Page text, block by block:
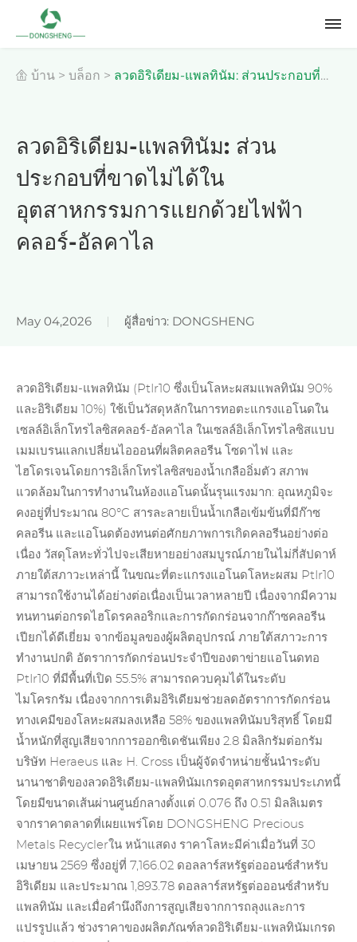
บ้าน > บล็อก > ลวดอิริเดียม-แพลทินัม: ส่วนประกอบที่
ลวดอิริเดียม-แพลทินัม: ส่วน
ประกอบที่ขาดไม่ได้ใน
อุตสาหกรรมการแยกด้วยไฟฟ้า
คลอร์-อัลคาไล
May 04,2026 ผู้สื่อข่าว: DONGSHENG
ลวดอิริเดียม-แพลทินัม (PtIr10 ซึ่งเป็นโลหะผสมแพลทินัม 90%
และอิริเดียม 10%) ใช้เป็นวัสดุหลักในการทอตะแกรงแอโนดใน
เซลล์อิเล็กโทรไลซิสคลอร์-อัลคาไล ในเซลล์อิเล็กโทรไลซิสแบบ
เมมเบรนแลกเปลี่ยนไอออนที่ผลิตคลอรีน โซดาไฟ และ
ไฮโดรเจนโดยการอิเล็กโทรไลซิสของน้ำเกลืออิ่มตัว สภาพ
แวดล้อมในการทำงานในห้องแอโนดนั้นรุนแรงมาก: อุณหภูมิจะ
คงอยู่ที่ประมาณ 80°C สารละลายเป็นน้ำเกลือเข้มข้นที่มีก๊าซ
คลอรีน และแอโนดต้องทนต่อศักยภาพการเกิดคลอรีนอย่างต่อ
เนื่อง วัสดุโลหะทั่วไปจะเสียหายอย่างสมบูรณ์ภายในไม่กี่สัปดาห์
ภายใต้สภาวะเหล่านี้ ในขณะที่ตะแกรงแอโนดโลหะผสม PtIr10
สามารถใช้งานได้อย่างต่อเนื่องเป็นเวลาหลายปี เนื่องจากมีความ
ทนทานต่อกรดไฮโดรคลอริกและการกัดกร่อนจากก๊าซคลอรีน
เปียกได้ดีเยี่ยม จากข้อมูลของผู้ผลิตอุปกรณ์ ภายใต้สภาวะการ
ทำงานปกติ อัตราการกัดกร่อนประจำปีของตาข่ายแอโนดทอ
PtIr10 ที่มีพื้นที่เปิด 55.5% สามารถควบคุมได้ในระดับ
ไมโครกรัม เนื่องจากการเติมอิริเดียมช่วยลดอัตราการกัดกร่อน
ทางเคมีของโลหะผสมลงเหลือ 58% ของแพลทินัมบริสุทธิ์ โดยมี
น้ำหนักที่สูญเสียจากการออกซิเดชันเพียง 2.8 มิลลิกรัมต่อกรัม
บริษัท Heraeus และ H. Cross เป็นผู้จัดจำหน่ายชั้นนำระดับ
นานาชาติของลวดอิริเดียม-แพลทินัมเกรดอุตสาหกรรมประเภทนี้
โดยมีขนาดเส้นผ่านศูนย์กลางตั้งแต่ 0.076 ถึง 0.51 มิลลิเมตร
จากราคาตลาดที่เผยแพร่โดย DONGSHENG Precious
Metals Recyclerใน หน้าแสดง ราคาโลหะมีค่าเมื่อวันที่ 30
เมษายน 2569 ซึ่งอยู่ที่ 7,166.02 ดอลลาร์สหรัฐต่อออนซ์สำหรับ
อิริเดียม และประมาณ 1,893.78 ดอลลาร์สหรัฐต่อออนซ์สำหรับ
แพลทินัม และเมื่อคำนึงถึงการสูญเสียจากการถลุงและการ
แปรรูปแล้ว ช่วงราคาของผลิตภัณฑ์ลวดอิริเดียม-แพลทินัมเกรด